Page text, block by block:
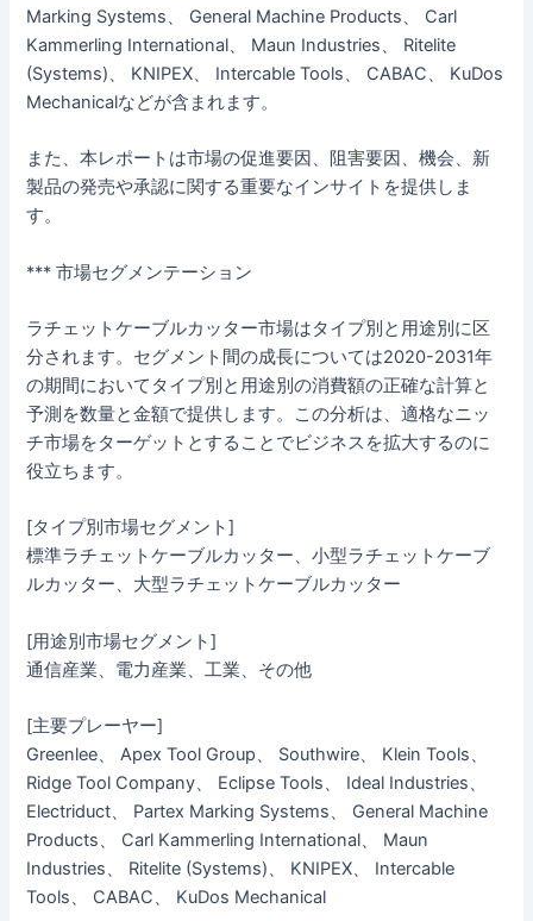
Marking Systems、 General Machine Products、 Carl
Kammerling International、 Maun Industries、 Ritelite
(Systems)、 KNIPEX、 Intercable Tools、 CABAC、 KuDos
Mechanicalなどが含まれます。
また、本レポートは市場の促進要因、阻害要因、機会、新
製品の発売や承認に関する重要なインサイトを提供しま
す。
*** 市場セグメンテーション
ラチェットケーブルカッター市場はタイプ別と用途別に区
分されます。セグメント間の成長については2020-2031年
の期間においてタイプ別と用途別の消費額の正確な計算と
予測を数量と金額で提供します。この分析は、適格なニッ
チ市場をターゲットとすることでビジネスを拡大するのに
役立ちます。
[タイプ別市場セグメント]
標準ラチェットケーブルカッター、小型ラチェットケーブ
ルカッター、大型ラチェットケーブルカッター
[用途別市場セグメント]
通信産業、電力産業、工業、その他
[主要プレーヤー]
Greenlee、 Apex Tool Group、 Southwire、 Klein Tools、
Ridge Tool Company、 Eclipse Tools、 Ideal Industries、
Electriduct、 Partex Marking Systems、 General Machine
Products、 Carl Kammerling International、 Maun
Industries、 Ritelite (Systems)、 KNIPEX、 Intercable
Tools、 CABAC、 KuDos Mechanical